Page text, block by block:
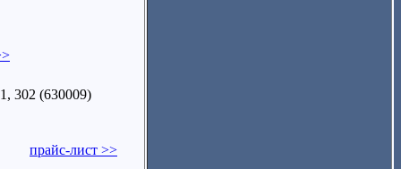
302 (630009)
прайс-лист >>